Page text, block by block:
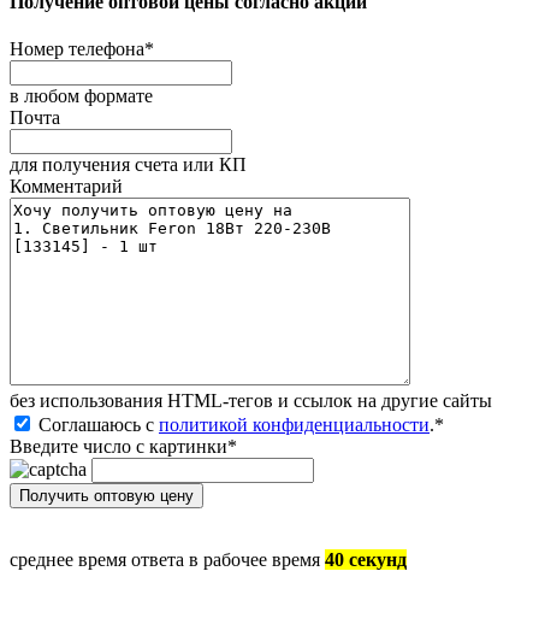
Номер телефона*
в любом формате
Почта
для получения счета или КП
Комментарий
без иcпользования HTML-тегов и ссылок на другие сайты
Соглашаюсь с политикой конфиденциальности.*
Введите число с картинки*
среднее время ответа в рабочее время 40 секунд